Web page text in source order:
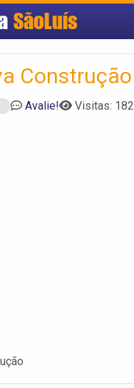
SãoLuís
Construção
Avalie! Visitas: 182